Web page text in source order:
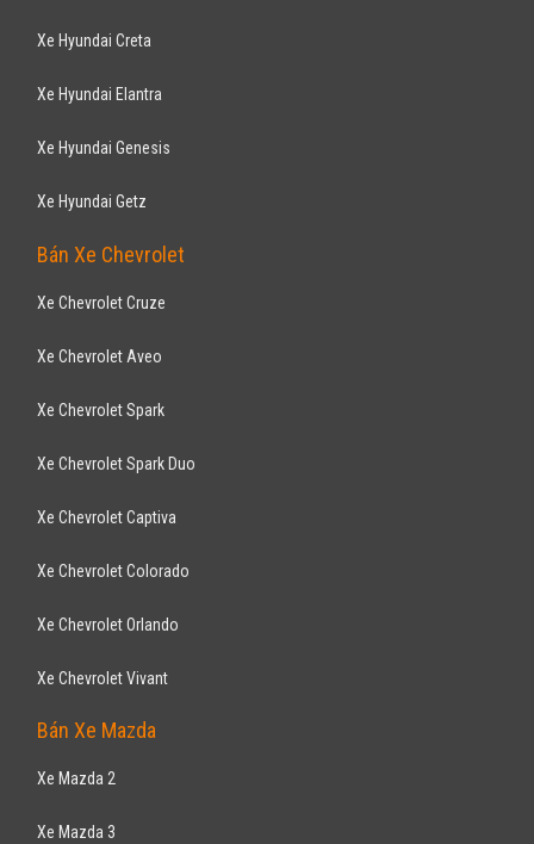
Xe Hyundai Creta
Xe Hyundai Elantra
Xe Hyundai Genesis
Xe Hyundai Getz
Bán Xe Chevrolet
Xe Chevrolet Cruze
Xe Chevrolet Aveo
Xe Chevrolet Spark
Xe Chevrolet Spark Duo
Xe Chevrolet Captiva
Xe Chevrolet Colorado
Xe Chevrolet Orlando
Xe Chevrolet Vivant
Bán Xe Mazda
Xe Mazda 2
Xe Mazda 3